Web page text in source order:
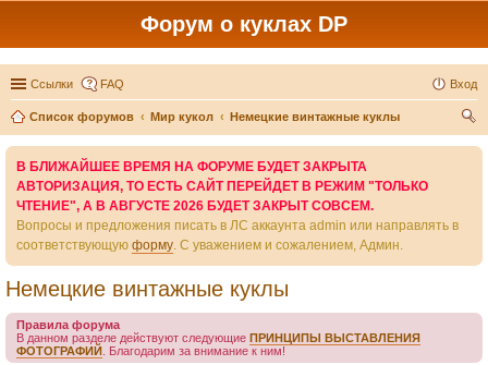
Форум о куклах DP
Ссылки FAQ Вход
Список форумов Мир кукол
Немецкие винтажные куклы
В БЛИЖАЙШЕЕ ВРЕМЯ НА ФОРУМЕ БУДЕТ ЗАКРЫТА
АВТОРИЗАЦИЯ, ТО ЕСТЬ САЙТ ПЕРЕЙДЕТ В РЕЖИМ "ТОЛЬКО
ЧТЕНИЕ", А В АВГУСТЕ 2026 БУДЕТ ЗАКРЫТ СОВСЕМ.
Вопросы и предложения писать в ЛС аккаунта admin или направлять в
соответствующую форму. С уважением и сожалением, Админ.
Немецкие винтажные куклы
Правила форума
В данном разделе действуют следующие ПРИНЦИПЫ ВЫСТАВЛЕНИЯ
ФОТОГРАФИЙ . Благодарим за внимание к ним!